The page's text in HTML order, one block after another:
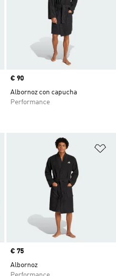
Precio
€ 90
Albornoz con capucha
Performance
Añadir a la lista de deseos
Precio
€ 75
Albornoz